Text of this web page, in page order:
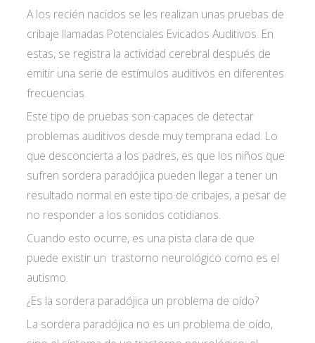
Acepto las
privacidad*
A los recién nacidos se les realizan unas pruebas de
cribaje llamadas Potenciales Evicados Auditivos. En
estas, se registra la actividad cerebral después de
emitir una serie de estímulos auditivos en diferentes
frecuencias.
Este tipo de pruebas son capaces de detectar
problemas auditivos desde muy temprana edad. Lo
que desconcierta a los padres, es que los niños que
sufren sordera paradójica pueden llegar a tener un
resultado normal en este tipo de cribajes, a pesar de
no responder a los sonidos cotidianos.
Cuando esto ocurre, es una pista clara de que
puede existir un trastorno neurológico como es el
autismo.
¿Es la sordera paradójica un problema de oído?
La sordera paradójica no es un problema de oído,